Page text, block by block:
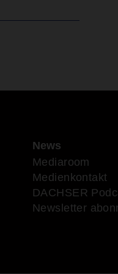
News
Mediaroom
Medienkontakt
DACHSER
Newsletter